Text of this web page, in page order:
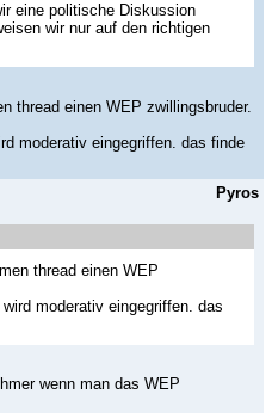
eine politische Diskussion
wir nur auf den richtigen
thread einen WEP zwillingsbruder.
moderativ eingegriffen. das finde
Pyros
thread einen WEP
moderativ eingegriffen. das
wenn man das WEP